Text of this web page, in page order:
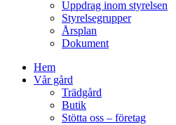
Uppdrag inom styrelsen
Styrelsegrupper
Årsplan
Dokument
Hem
Vår gård
Trädgård
Butik
Stötta oss – företag